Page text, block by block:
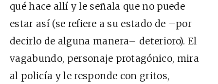
qué hace allí y le señala que no puede
estar así (se refiere a su estado de –por
decirlo de alguna manera– deterioro). El
vagabundo, personaje protagónico, mira
al policía y le responde con gritos,